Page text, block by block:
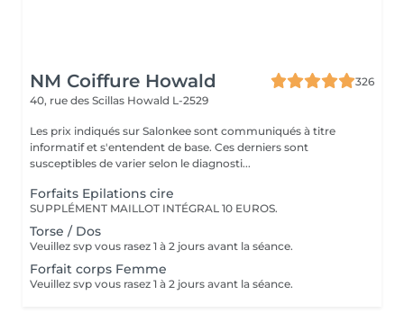
NM Coiffure Howald
326
40, rue des Scillas Howald L-2529
Les prix indiqués sur Salonkee sont communiqués à titre
informatif et s'entendent de base. Ces derniers sont
susceptibles de varier selon le diagnosti...
Forfaits Epilations cire
SUPPLÉMENT MAILLOT INTÉGRAL 10 EUROS.
Torse / Dos
Veuillez svp vous rasez 1 à 2 jours avant la séance.
Forfait corps Femme
Veuillez svp vous rasez 1 à 2 jours avant la séance.